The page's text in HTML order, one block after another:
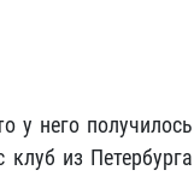
у него получилось
из Петербурга